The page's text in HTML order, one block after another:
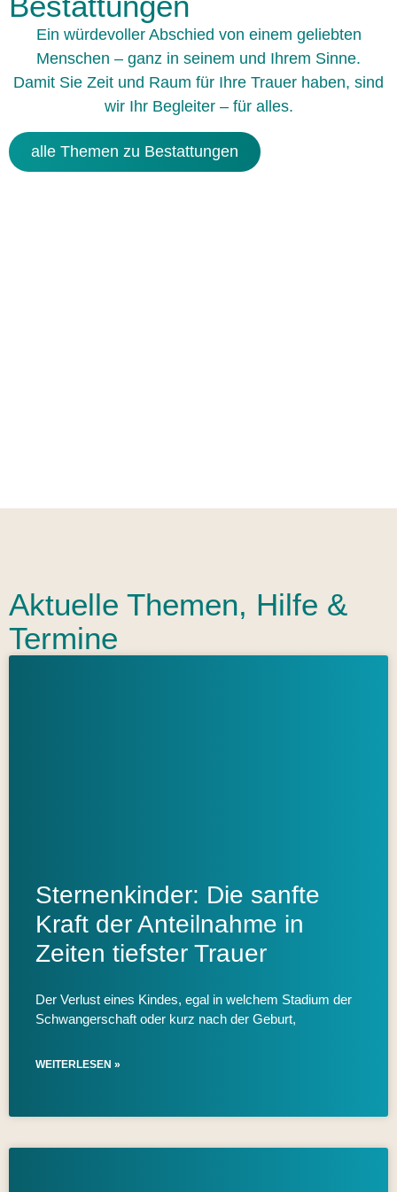
Ein würdevoller Abschied von einem geliebten
Menschen – ganz in seinem und Ihrem Sinne.
Damit Sie Zeit und Raum für Ihre Trauer haben, sind
wir Ihr Begleiter – für alles.
alle Themen zu Bestattungen
Aktuelle Themen, Hilfe &
Termine
Sternenkinder: Die sanfte
Kraft der Anteilnahme in
Zeiten tiefster Trauer
Der Verlust eines Kindes, egal in welchem Stadium der
Schwangerschaft oder kurz nach der Geburt,
WEITERLESEN »